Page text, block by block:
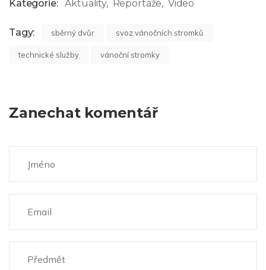
Kategorie: Aktuality Reportáže Video
Tagy: sběrný dvůr svoz vánočních stromků
technické služby vánoční stromky
Zanechat komentář